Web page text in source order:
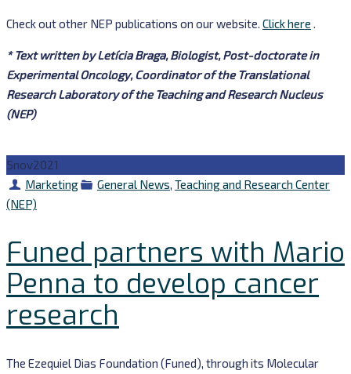
Check out other NEP publications on our website. Click here .
* Text written by Letícia Braga, Biologist, Post-doctorate in
Experimental Oncology, Coordinator of the Translational
Research Laboratory of the Teaching and Research Nucleus
(NEP)
5nov2021
Autor
Marketing Categorias
General News, Teaching and Research Center
(NEP)
Funed partners with Mario
Penna to develop cancer
research
The Ezequiel Dias Foundation (Funed), through its Molecular